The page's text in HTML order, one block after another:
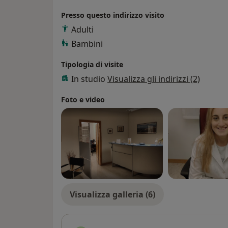
importante, miglioriamola giorno per
A presto dr.ssa Alessia Zenatti
Presso questo indirizzo visito
Adulti
Bambini
Tipologia di visite
In studio Visualizza gli indirizzi (2)
Foto e video
Visualizza galleria (6)